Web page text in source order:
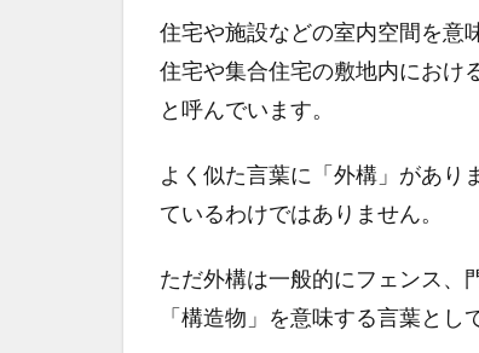
住宅や施設などの室内空間を意
住宅や集合住宅の敷地内におけ
と呼んでいます。
よく似た言葉に「外構」があり
ているわけではありません。
ただ外構は一般的にフェンス、
「構造物」を意味する言葉とし